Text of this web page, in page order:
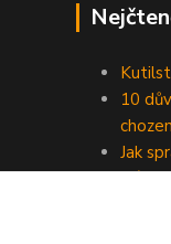
10
Jak